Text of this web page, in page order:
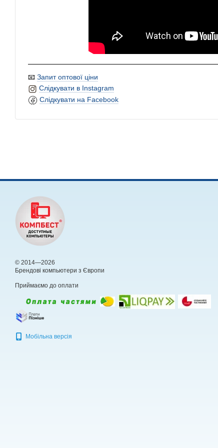
📧 Запит оптової ціни
Слідкувати в Instagram
Слідкувати на Facebook
© 2014—2026
Брендові компьютери з Європи
Приймаємо до оплати
Мобільна версія